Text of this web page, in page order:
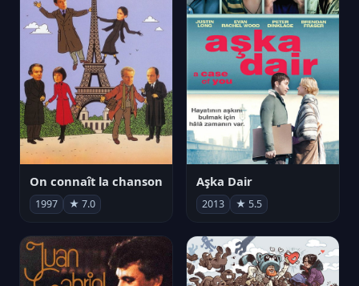
On connaît la chanson
1997 ★ 7.0
Aşka Dair
2013 ★ 5.5